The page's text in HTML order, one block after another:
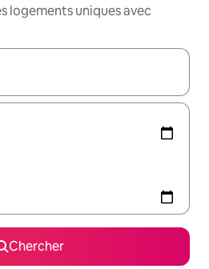
logements uniques avec
affichés, parcourez-les en utilisant
Chercher